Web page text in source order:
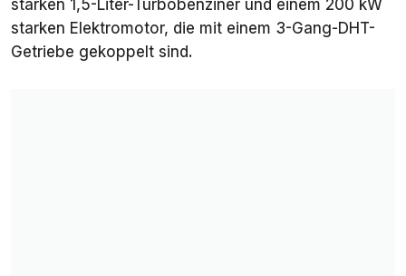
starken 1,5-Liter-Turbobenziner und einem 200 kW
starken Elektromotor, die mit einem 3-Gang-DHT-
Getriebe gekoppelt sind.